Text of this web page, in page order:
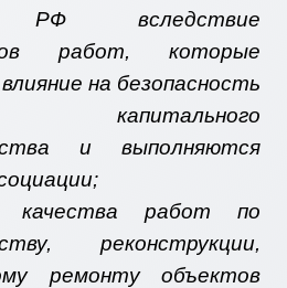
РФ вследствие
работ, которые
на безопасность
капитального
и выполняются
качества работ по
реконструкции,
ремонту объектов